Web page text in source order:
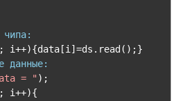
от чипа:
; i++){data [i ]=ds . read ();}
данные:
= ");
; i++){